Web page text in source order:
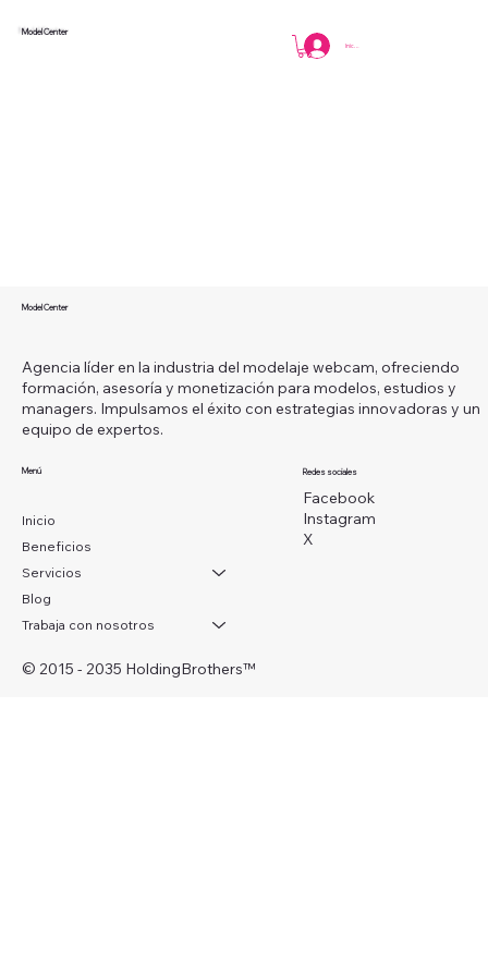
Iniciar sesión
Model Center
Model Center
Agencia líder en la industria del modelaje webcam, ofreciendo
formación, asesoría y monetización para modelos, estudios y
managers. Impulsamos el éxito con estrategias innovadoras y un
equipo de expertos.
Menú
Inicio
Beneficios
Servicios
Blog
Trabaja con nosotros
Redes sociales
Facebook
Instagram
X
© 2015 - 2035 HoldingBrothers™